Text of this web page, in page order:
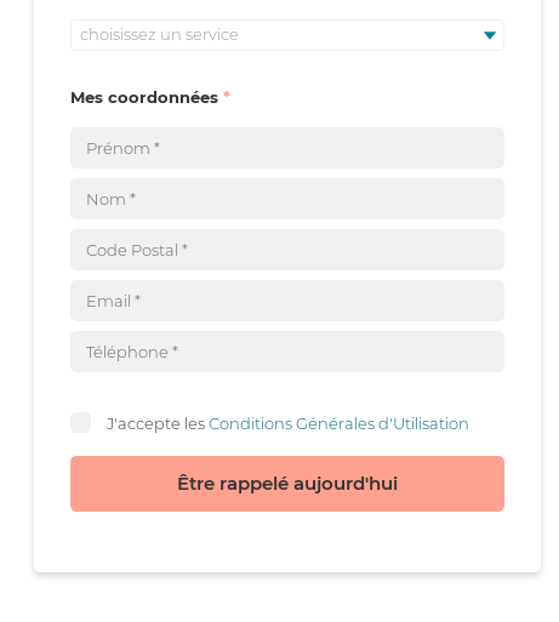
choisissez un service
Mes coordonnées
J'accepte lesConditions Générales d'Utilisation
Être rappelé aujourd'hui